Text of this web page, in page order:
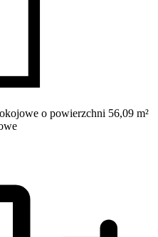
o powierzchni 56,09 m²